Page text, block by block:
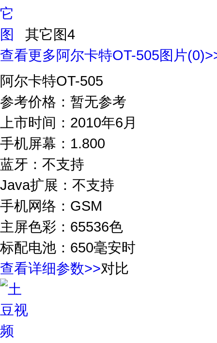
其它图4
查看更多阿尔卡特OT-505图片(0)
阿尔卡特OT-505
参考价格： 暂无参考
上市时间：2010年6月
手机屏幕：1.800
蓝牙：不支持
Java扩展：不支持
手机网络：GSM
主屏色彩：65536色
标配电池：650毫安时
查看详细参数>>对比